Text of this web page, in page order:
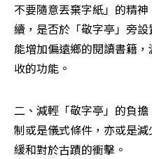
不要隨意丟棄字紙」的精
續，是否於「敬字亭」旁
能增加偏遠鄉的閱讀書籍
收的功能。
二、減輕「敬字亭」的負
制或是儀式條件，亦或是
緩和對於古蹟的衝擊。